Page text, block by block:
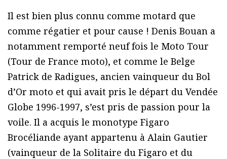
Il est bien plus connu comme motard que
comme régatier et pour cause ! Denis Bouan a
notamment remporté neuf fois le Moto Tour
(Tour de France moto), et comme le Belge
Patrick de Radigues, ancien vainqueur du Bol
d’Or moto et qui avait pris le départ du Vendée
Globe 1996-1997, s’est pris de passion pour la
voile. Il a acquis le monotype Figaro
Brocéliande ayant appartenu à Alain Gautier
(vainqueur de la Solitaire du Figaro et du